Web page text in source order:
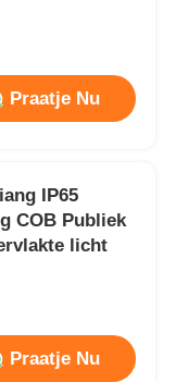
Praatje Nu
IP65
COB Publiek
licht
Praatje Nu